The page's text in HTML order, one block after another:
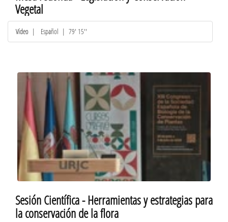
Vegetal
Vídeo | Español | 79' 15''
Sesión Científica - Herramientas y estrategias para
la conservación de la flora